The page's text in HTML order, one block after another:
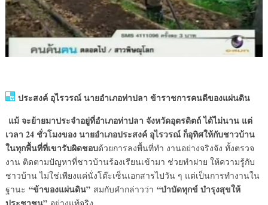
ประสงค์ อุไรวรณ์ นายอำเภอท่าปลา ข้าราชการคนดีของแผ่นดิน
แม้ จะย้ายมาประจำอยู่ที่อำเภอท่าปลา จังหวัดอุตรดิตถ์ ได้ไม่นาน แต่
เวลา 24 ชั่วโมงของ นายอำเภอประสงค์ อุไรวรณ์ ก็อุทิศให้กับชาวบ้าน
ในทุกพื้นที่ที่เขารับผิดชอบด้วยการลงพื้นที่ทำ งานอย่างจริงจัง ทั้งตรวจ
งาน ติดตามปัญหาที่ชาวบ้านร้องเรียนเข้ามา ช่วยทำฝาย ให้ความรู้กับ
ชาวบ้าน ไม่ใช่เพียงแค่นั่งโต๊ะเซ็นเอกสารไปวัน ๆ แต่เป็นการทำงานใน
ฐานะ “ข้าของแผ่นดิน”สมกับคำกล่าวว่า “บำบัดทุกข์ บำรุงสุขให้